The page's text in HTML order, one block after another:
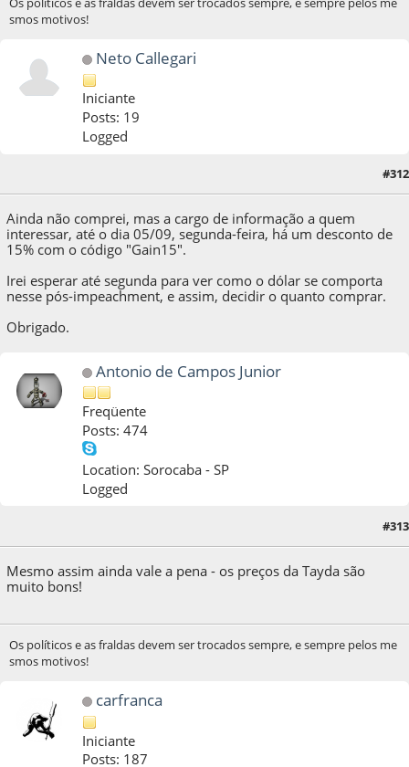
smos motivos!
Neto Callegari
Iniciante
Posts: 19
Logged
#312
Ainda não comprei, mas a cargo de informação a quem
interessar, até o dia 05/09, segunda-feira, há um desconto de
15% com o código "Gain15".
Irei esperar até segunda para ver como o dólar se comporta
nesse pós-impeachment, e assim, decidir o quanto comprar.
Obrigado.
Antonio de Campos Junior
Freqüente
Posts: 474
Location: Sorocaba - SP
Logged
#313
Mesmo assim ainda vale a pena - os preços da Tayda são
muito bons!
Os políticos e as fraldas devem ser trocados sempre, e sempre pelos me
smos motivos!
carfranca
Iniciante
Posts: 187